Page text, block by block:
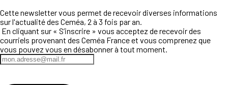
Cette newsletter vous permet de recevoir diverses informations
sur l'actualité des Ceméa, 2 à 3 fois par an.
En cliquant sur « S’inscrire » vous acceptez de recevoir des
courriels provenant des Ceméa France et vous comprenez que
vous pouvez vous en désabonner à tout moment.